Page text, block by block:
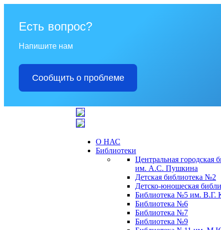
Есть вопрос?
Напишите нам
Сообщить о проблеме
О НАС
Библиотеки
Центральная городская
им. А.С. Пушкина
Детская библиотека №2
Детско-юношеская
Библиотека №5 им. В.Г.
Библиотека №6
Библиотека №7
Библиотека №9